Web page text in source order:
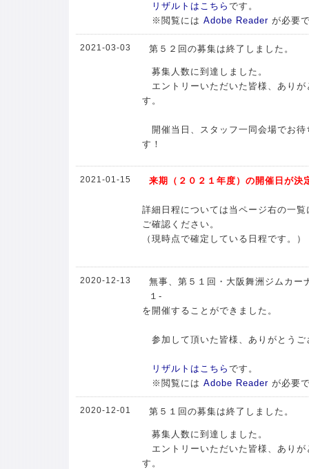
リザルトはこちら です。
※閲覧には Adobe Reader が必要
2021-03-03 第５２回の募集は終了しました。
募集人数に到達しました。
エントリーいただいた皆様、ありが
す。
開催当日、スタッフ一同会場でお待
す！
2021-01-15 来期（２０２１年度）の開催日が決
詳細日程については当ページ右の一覧
ご確認ください。
（現時点で確定している日程です。）
2020-12-13
無事、第５１回・大阪舞洲ジムカー
１-
を開催することができました。
参加して頂いた皆様、ありがとうご
リザルトはこちら です。
※閲覧には Adobe Reader が必要
2020-12-01 第５１回の募集は終了しました。
募集人数に到達しました。
エントリーいただいた皆様、ありが
す。